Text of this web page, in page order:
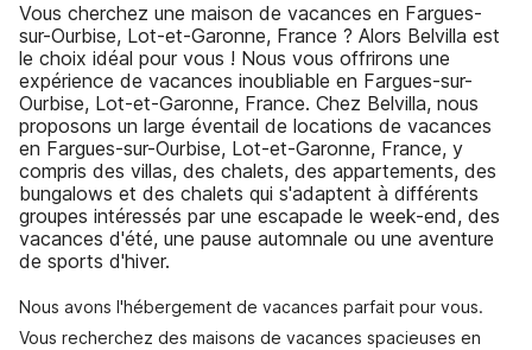
Vous cherchez une maison de vacances en Fargues-
sur-Ourbise, Lot-et-Garonne, France ? Alors Belvilla est
le choix idéal pour vous ! Nous vous offrirons une
expérience de vacances inoubliable en Fargues-sur-
Ourbise, Lot-et-Garonne, France. Chez Belvilla, nous
proposons un large éventail de locations de vacances
en Fargues-sur-Ourbise, Lot-et-Garonne, France, y
compris des villas, des chalets, des appartements, des
bungalows et des chalets qui s'adaptent à différents
groupes intéressés par une escapade le week-end, des
vacances d'été, une pause automnale ou une aventure
de sports d'hiver.
Nous avons l'hébergement de vacances parfait pour vous.
Vous recherchez des maisons de vacances spacieuses en